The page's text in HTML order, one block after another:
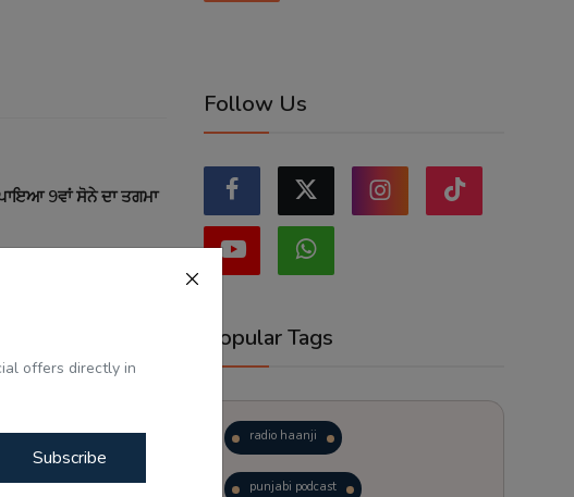
offers directly in
Subscribe
9ਵਾਂ ਸੋਨੇ ਦਾ ਤਗਮਾ
Follow Us
Popular Tags
radio haanji
punjabi podcast